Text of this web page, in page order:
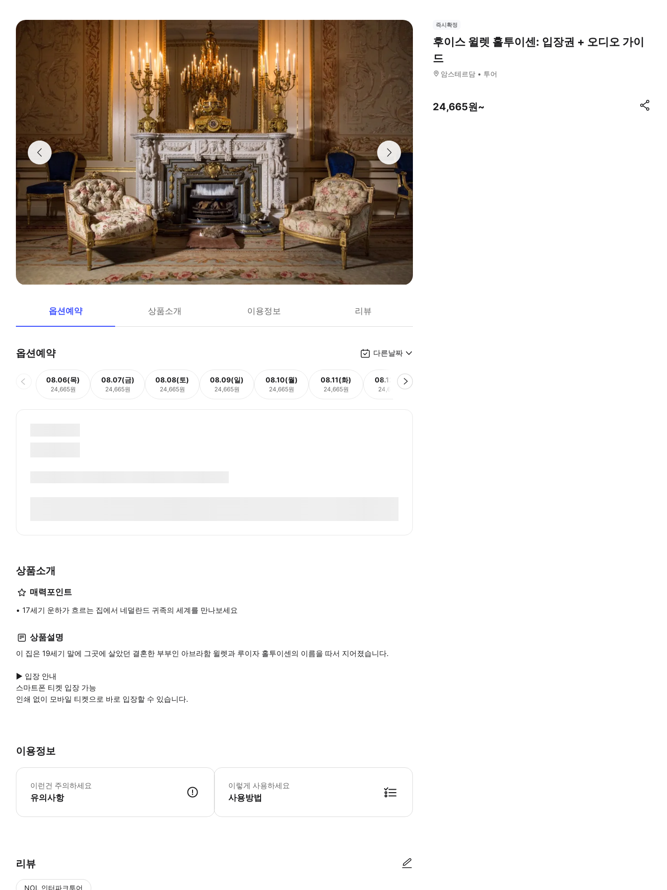
옵션예약 상품소개 이용정보 리뷰
옵션예약 다른날짜
08.06(목)
24,665원
08.07(금)
24,665원
08.08(토)
24,665원
08.09(일)
24,665원
08.10(월)
24,665원
08.11(화)
24,665원
08.12(수)
24,665원
상품소개
매력포인트
17세기 운하가 흐르는 집에서 네덜란드 귀족의 세계를 만나보세요
상품설명
이 집은 19세기 말에 그곳에 살았던 결혼한 부부인 아브라함 윌렛과 루이자 홀투이센의 이름을 따서 지어졌습니다.
▶ 입장 안내
스마트폰 티켓 입장 가능
인쇄 없이 모바일 티켓으로 바로 입장할 수 있습니다.
이용정보
이런건 주의하세요
유의사항
▶ 꼭 알아두세요 * 사물함과 망루를 이용하실 수 있습니다. 큰 가방은 반드시 보관해야 하며, 캐리어는 허용되지 않습니다 * 등록된 안내견을 제외한 반려
이렇게 사용하세요
사용방법
리뷰
NOL 인터파크투어
즉시확정
후이스 윌렛 홀투이센: 입장권 + 오디오 가이
드
암스테르담 투어
24,665원~